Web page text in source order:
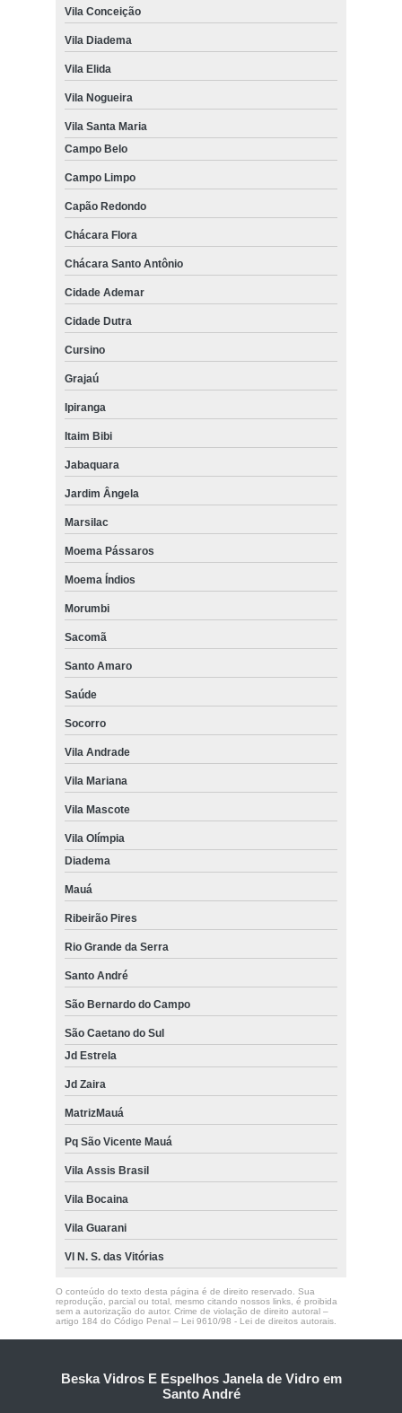
Vila Conceição
Vila Diadema
Vila Elida
Vila Nogueira
Vila Santa Maria
Campo Belo
Campo Limpo
Capão Redondo
Chácara Flora
Chácara Santo Antônio
Cidade Ademar
Cidade Dutra
Cursino
Grajaú
Ipiranga
Itaim Bibi
Jabaquara
Jardim Ângela
Marsilac
Moema Pássaros
Moema Índios
Morumbi
Sacomã
Santo Amaro
Saúde
Socorro
Vila Andrade
Vila Mariana
Vila Mascote
Vila Olímpia
Diadema
Mauá
Ribeirão Pires
Rio Grande da Serra
Santo André
São Bernardo do Campo
São Caetano do Sul
Jd Estrela
Jd Zaira
MatrizMauá
Pq São Vicente Mauá
Vila Assis Brasil
Vila Bocaina
Vila Guarani
Vl N. S. das Vitórias
O conteúdo do texto desta página é de direito reservado. Sua
reprodução, parcial ou total, mesmo citando nossos links, é proibida
sem a autorização do autor. Crime de violação de direito autoral –
artigo 184 do Código Penal – Lei 9610/98 - Lei de direitos autorais.
Beska Vidros E Espelhos Janela de Vidro em
Santo André